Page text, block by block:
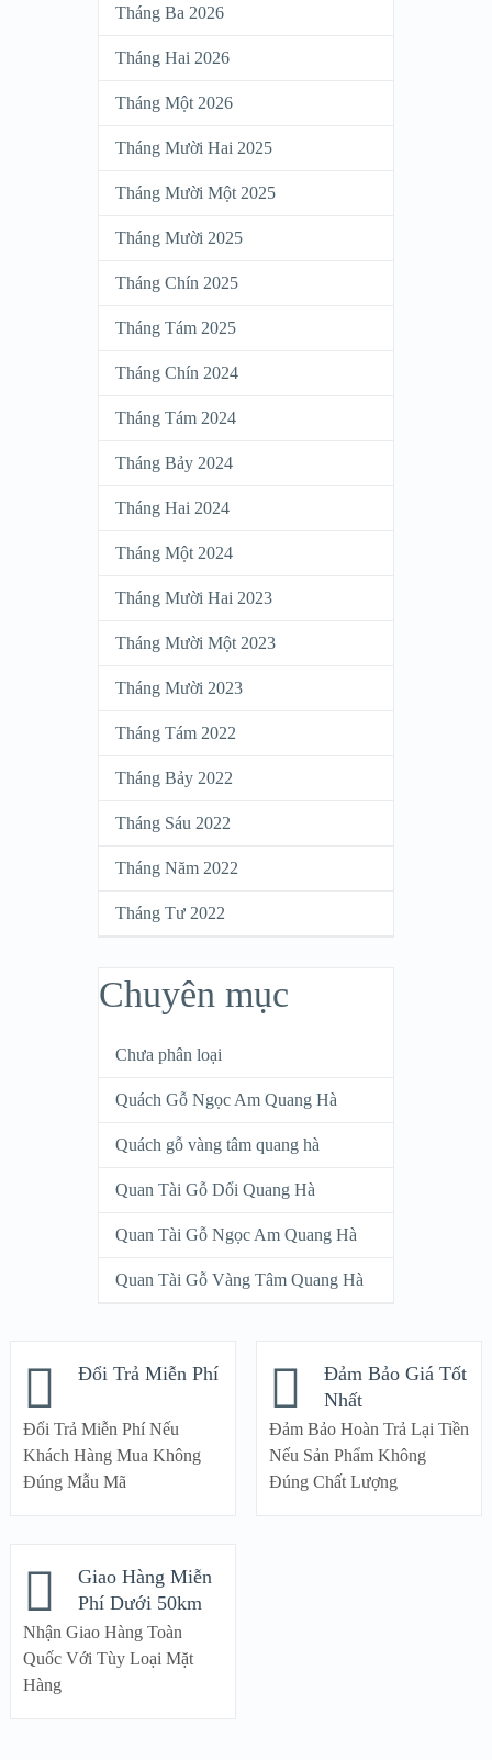
Tháng Ba 2026
Tháng Hai 2026
Tháng Một 2026
Tháng Mười Hai 2025
Tháng Mười Một 2025
Tháng Mười 2025
Tháng Chín 2025
Tháng Tám 2025
Tháng Chín 2024
Tháng Tám 2024
Tháng Bảy 2024
Tháng Hai 2024
Tháng Một 2024
Tháng Mười Hai 2023
Tháng Mười Một 2023
Tháng Mười 2023
Tháng Tám 2022
Tháng Bảy 2022
Tháng Sáu 2022
Tháng Năm 2022
Tháng Tư 2022
Chuyên mục
Chưa phân loại
Quách Gỗ Ngọc Am Quang Hà
Quách gỗ vàng tâm quang hà
Quan Tài Gỗ Dổi Quang Hà
Quan Tài Gỗ Ngọc Am Quang Hà
Quan Tài Gỗ Vàng Tâm Quang Hà
Đổi Trả Miễn Phí
Đổi Trả Miễn Phí Nếu
Khách Hàng Mua Không
Đúng Mẫu Mã
Đảm Bảo Giá Tốt
Nhất
Đảm Bảo Hoàn Trả Lại Tiền
Nếu Sản Phẩm Không
Đúng Chất Lượng
Giao Hàng Miễn
Phí Dưới 50km
Nhận Giao Hàng Toàn
Quốc Với Tùy Loại Mặt
Hàng